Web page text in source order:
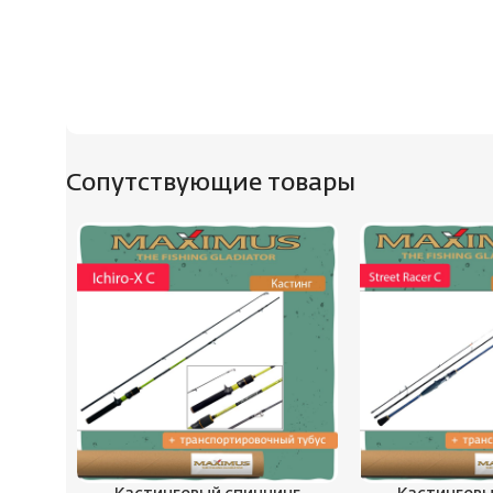
Сопутствующие товары